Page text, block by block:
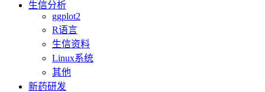
生信分析
ggplot2
R语言
生信资料
Linux系统
其他
新药研发